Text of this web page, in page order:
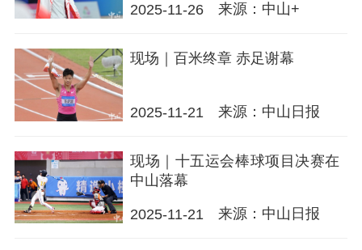
2025-11-26 来源：中山+
现场｜百米终章 赤足谢幕
2025-11-21 来源：中山日报
现场｜十五运会棒球项目决赛在
中山落幕
2025-11-21 来源：中山日报